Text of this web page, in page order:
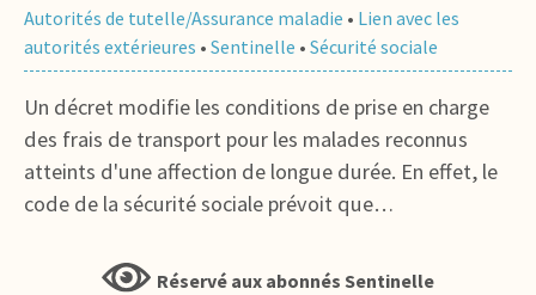
Autorités de tutelle/Assurance maladie • Lien avec les
autorités extérieures • Sentinelle • Sécurité sociale
Un décret modifie les conditions de prise en charge
des frais de transport pour les malades reconnus
atteints d'une affection de longue durée. En effet, le
code de la sécurité sociale prévoit que…
Réservé aux abonnés Sentinelle